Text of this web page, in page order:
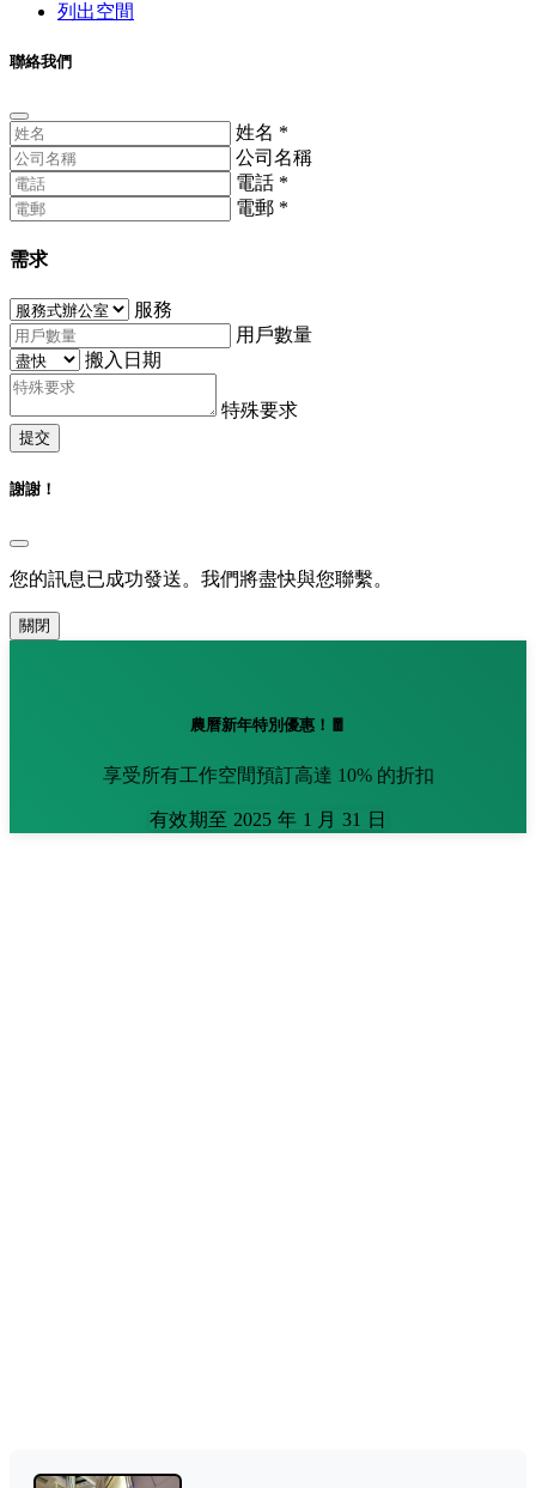
列出空間
聯絡我們
姓名 *
公司名稱
電話 *
電郵 *
需求
服務
用戶數量
搬入日期
特殊要求
提交
謝謝！
您的訊息已成功發送。我們將盡快與您聯繫。
關閉
農曆新年特別優惠！🧧
享受所有工作空間預訂高達 10% 的折扣
有效期至 2025 年 1 月 31 日